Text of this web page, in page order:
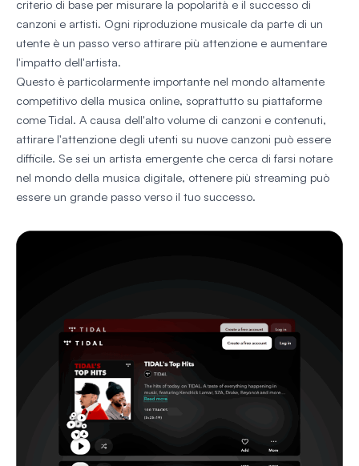
criterio di base per misurare la popolarità e il successo di
canzoni e artisti. Ogni riproduzione musicale da parte di un
utente è un passo verso attirare più attenzione e aumentare
l'impatto dell'artista.
Questo è particolarmente importante nel mondo altamente
competitivo della musica online, soprattutto su piattaforme
come Tidal. A causa dell'alto volume di canzoni e contenuti,
attirare l'attenzione degli utenti su nuove canzoni può essere
difficile. Se sei un artista emergente che cerca di farsi notare
nel mondo della musica digitale, ottenere più streaming può
essere un grande passo verso il tuo successo.